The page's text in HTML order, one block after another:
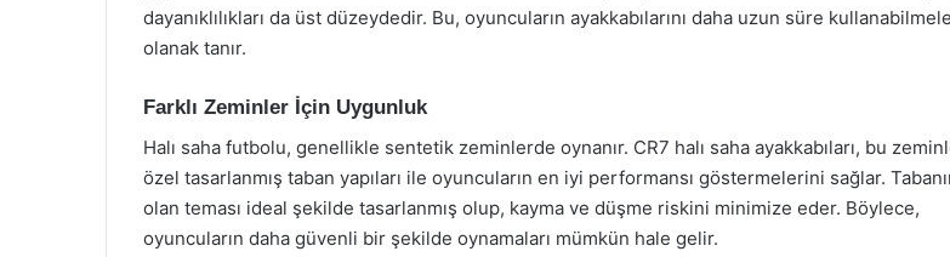
dayanıklılıkları da üst düzeydedir. Bu, oyuncuların ayakkabılarını daha uzun süre
olanak tanır.
Farklı Zeminler İçin Uygunluk
Halı saha futbolu, genellikle sentetik zeminlerde oynanır. CR7 halı saha ayakkabıları, bu
özel tasarlanmış taban yapıları ile oyuncuların en iyi performansı göstermelerini sağlar.
olan teması ideal şekilde tasarlanmış olup, kayma ve düşme riskini minimize eder. Böylece,
oyuncuların daha güvenli bir şekilde oynamaları mümkün hale gelir.